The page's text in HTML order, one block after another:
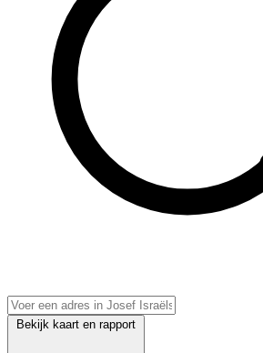
Bekijk kaart en rapport